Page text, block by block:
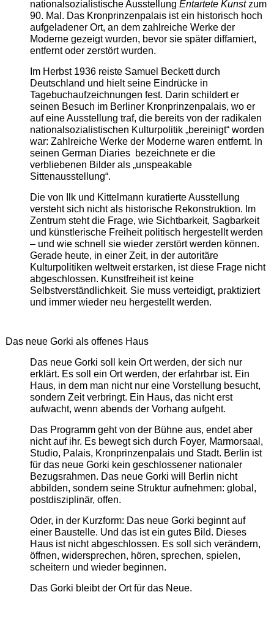
nationalsozialistische Ausstellung Entartete Kunstzum
90. Mal. Das Kronprinzenpalais ist ein historisch hoch
aufgeladener Ort, an dem zahlreiche Werke der
Moderne gezeigt wurden, bevor sie später diffamiert,
entfernt oder zerstört wurden.
Im Herbst 1936 reiste Samuel Beckett durch
Deutschland und hielt seine Eindrücke in
Tagebuchaufzeichnungen fest. Darin schildert er
seinen Besuch im Berliner Kronprinzenpalais, wo er
auf eine Ausstellung traf, die bereits von der radikalen
nationalsozialistischen Kulturpolitik „bereinigt“ worden
war: Zahlreiche Werke der Moderne waren entfernt. In
seinen German Diaries bezeichnete er die
verbliebenen Bilder als „unspeakable
Sittenausstellung“.
Die von Ilk und Kittelmann kuratierte Ausstellung
versteht sich nicht als historische Rekonstruktion. Im
Zentrum steht die Frage, wie Sichtbarkeit, Sagbarkeit
und künstlerische Freiheit politisch hergestellt werden
– und wie schnell sie wieder zerstört werden können.
Gerade heute, in einer Zeit, in der autoritäre
Kulturpolitiken weltweit erstarken, ist diese Frage nicht
abgeschlossen. Kunstfreiheit ist keine
Selbstverständlichkeit. Sie muss verteidigt, praktiziert
und immer wieder neu hergestellt werden.
Das neue Gorki als offenes Haus
Das neue Gorki soll kein Ort werden, der sich nur
erklärt. Es soll ein Ort werden, der erfahrbar ist. Ein
Haus, in dem man nicht nur eine Vorstellung besucht,
sondern Zeit verbringt. Ein Haus, das nicht erst
aufwacht, wenn abends der Vorhang aufgeht.
Das Programm geht von der Bühne aus, endet aber
nicht auf ihr. Es bewegt sich durch Foyer, Marmorsaal,
Studio, Palais, Kronprinzenpalais und Stadt. Berlin ist
für das neue Gorki kein geschlossener nationaler
Bezugsrahmen. Das neue Gorki will Berlin nicht
abbilden, sondern seine Struktur aufnehmen: global,
postdisziplinär, offen.
Oder, in der Kurzform: Das neue Gorki beginnt auf
einer Baustelle. Und das ist ein gutes Bild. Dieses
Haus ist nicht abgeschlossen. Es soll sich verändern,
öffnen, widersprechen, hören, sprechen, spielen,
scheitern und wieder beginnen.
Das Gorki bleibt der Ort für das Neue.